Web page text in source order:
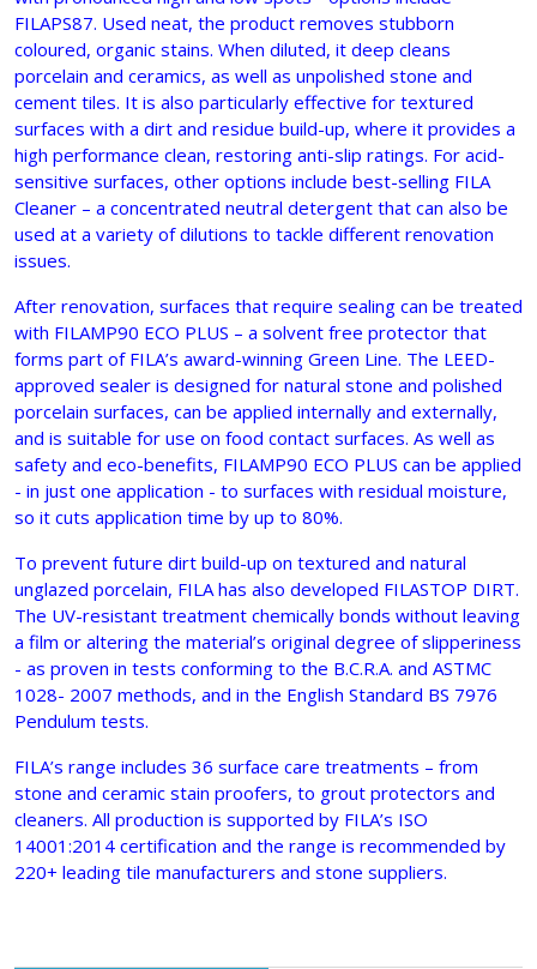
FILAPS87. Used neat, the product removes stubborn
coloured, organic stains. When diluted, it deep cleans
porcelain and ceramics, as well as unpolished stone and
cement tiles. It is also particularly effective for textured
surfaces with a dirt and residue build-up, where it provides a
high performance clean, restoring anti-slip ratings. For acid-
sensitive surfaces, other options include best-selling FILA
Cleaner – a concentrated neutral detergent that can also be
used at a variety of dilutions to tackle different renovation
issues.
After renovation, surfaces that require sealing can be treated
with FILAMP90 ECO PLUS – a solvent free protector that
forms part of FILA’s award-winning Green Line. The LEED-
approved sealer is designed for natural stone and polished
porcelain surfaces, can be applied internally and externally,
and is suitable for use on food contact surfaces. As well as
safety and eco-benefits, FILAMP90 ECO PLUS can be applied
- in just one application - to surfaces with residual moisture,
so it cuts application time by up to 80%.
To prevent future dirt build-up on textured and natural
unglazed porcelain, FILA has also developed FILASTOP DIRT.
The UV-resistant treatment chemically bonds without leaving
a film or altering the material’s original degree of slipperiness
- as proven in tests conforming to the B.C.R.A. and ASTMC
1028- 2007 methods, and in the English Standard BS 7976
Pendulum tests.
FILA’s range includes 36 surface care treatments – from
stone and ceramic stain proofers, to grout protectors and
cleaners. All production is supported by FILA’s ISO
14001:2014 certification and the range is recommended by
220+ leading tile manufacturers and stone suppliers.